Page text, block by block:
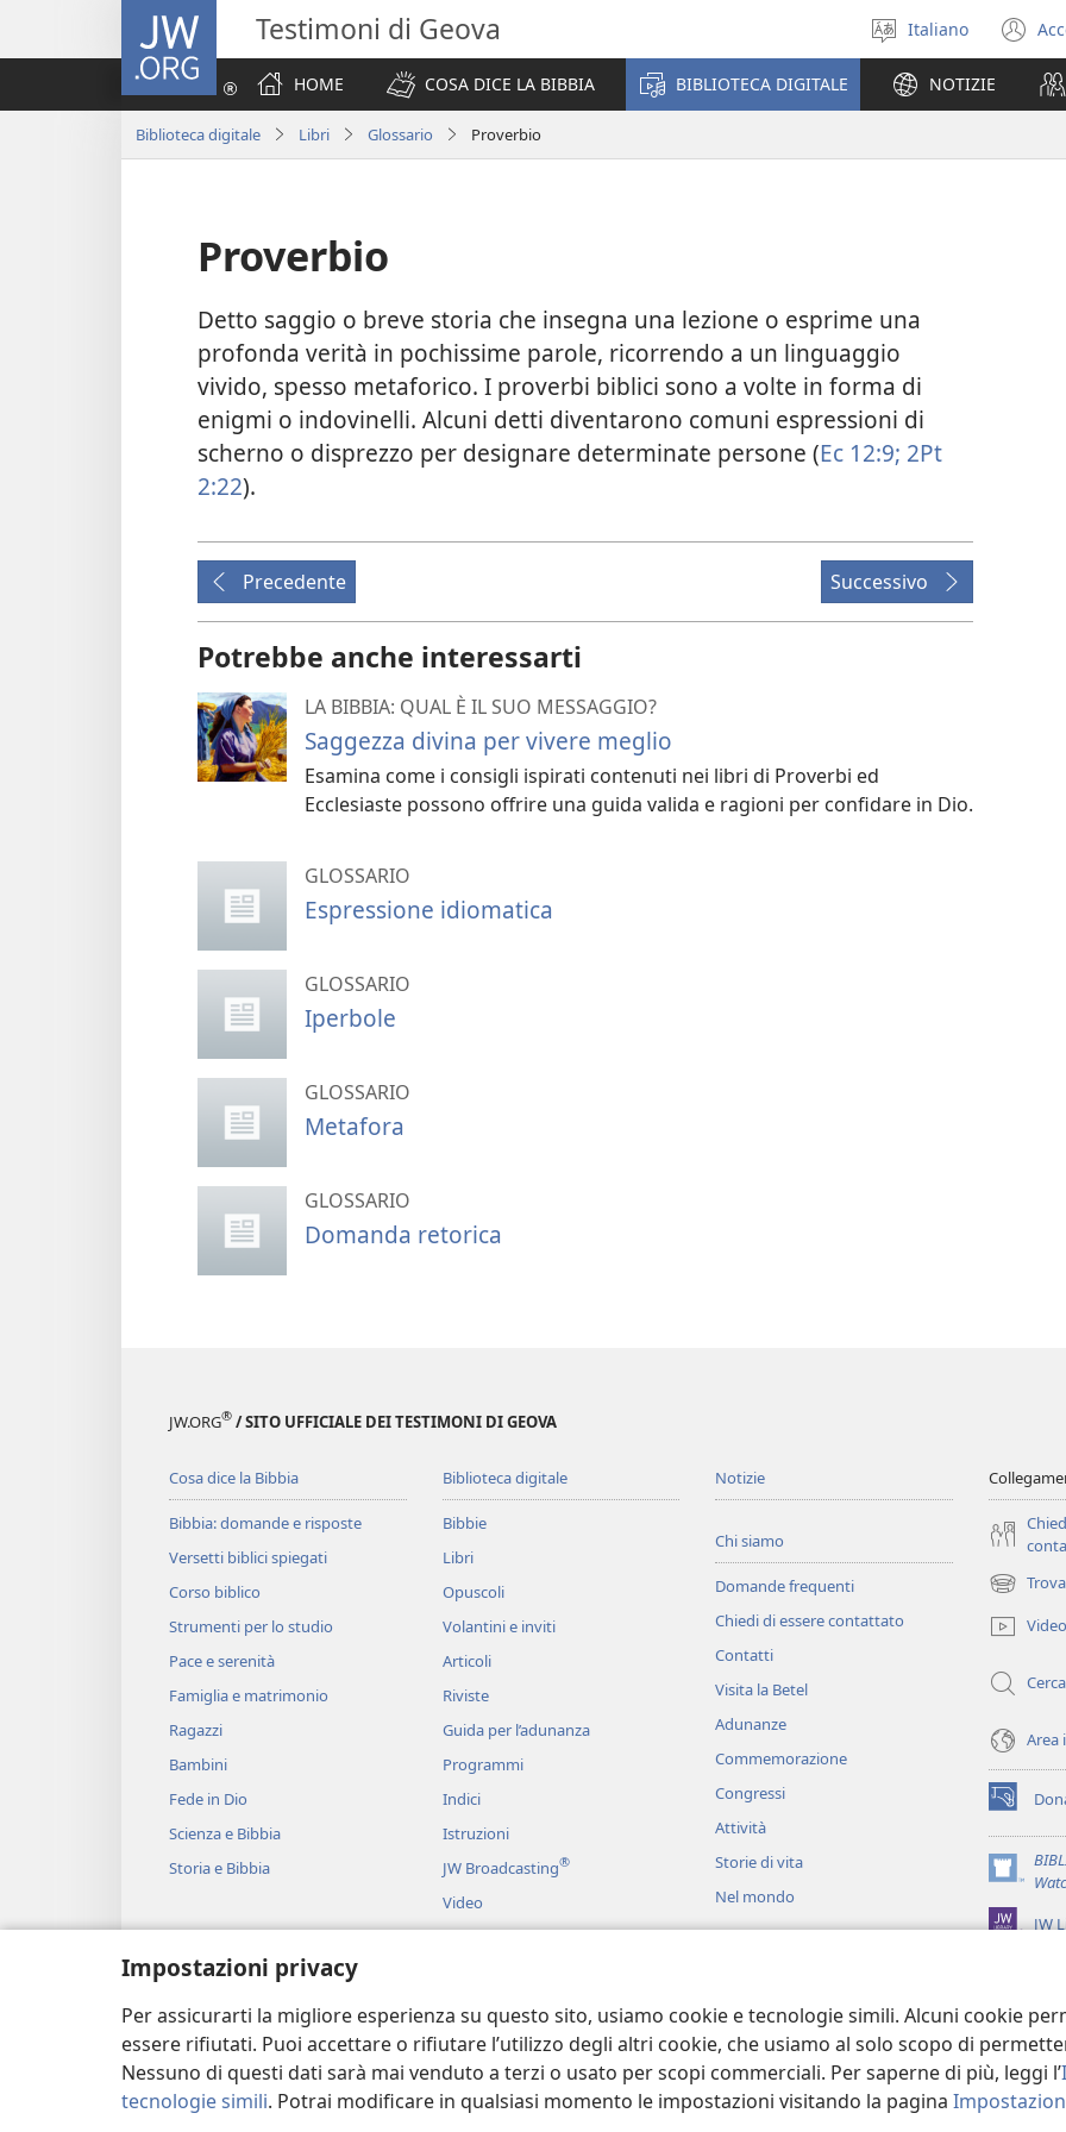
Impostazioni privacy
Per assicurarti la migliore esperienza su questo sito, usiamo cookie e tecnologie simili. Alcuni cookie
essere rifiutati. Puoi accettare o rifiutare l’utilizzo degli altri cookie, che usiamo al solo scopo di
Nessuno di questi dati sarà mai venduto a terzi o usato per scopi commerciali. Per saperne di più, leggi l’
tecnologie simili. Potrai modificare in qualsiasi momento le impostazioni visitando la pagina
JW.ORG Testimoni di Geova
Seleziona
la
lingua
Italiano
HOME
COSA DICE LA BIBBIA BIBLIOTECA DIGITALE NOTIZIE
Biblioteca digitale Libri Glossario Proverbio
Proverbio
Detto saggio o breve storia che insegna una lezione o esprime una
profonda verità in pochissime parole, ricorrendo a un linguaggio
vivido, spesso metaforico. I proverbi biblici sono a volte in forma di
enigmi o indovinelli. Alcuni detti diventarono comuni espressioni di
scherno o disprezzo per designare determinate persone (Ec 12:9; 2Pt
2:22).
Precedente Successivo
Potrebbe anche interessarti
LA BIBBIA: QUAL È IL SUO MESSAGGIO?
Saggezza divina per vivere meglio
Esamina come i consigli ispirati contenuti nei libri di Proverbi ed
Ecclesiaste possono offrire una guida valida e ragioni per confidare in Dio.
GLOSSARIO
Espressione idiomatica
GLOSSARIO
Iperbole
GLOSSARIO
Metafora
GLOSSARIO
Domanda retorica
JW.ORG® / SITO UFFICIALE DEI TESTIMONI DI GEOVA
Cosa dice la Bibbia
Bibbia: domande e risposte
Versetti biblici spiegati
Corso biblico
Strumenti per lo studio
Pace e serenità
Famiglia e matrimonio
Ragazzi
Bambini
Fede in Dio
Scienza e Bibbia
Storia e Bibbia
Biblioteca digitale
Bibbie
Libri
Opuscoli
Volantini e inviti
Articoli
Riviste
Guida per l’adunanza
Programmi
Indici
Istruzioni
JW Broadcasting®
Video
Musica
Brani biblici recitati
Notizie
Chi siamo
Domande frequenti
Chiedi di essere contattato
Contatti
Visita la Betel
Adunanze
Commemorazione
Congressi
Attività
Storie di vita
Nel mondo
(apre
una
nuova
Video
Cerca
Area
(apre
una
nuova
finestra)
(apre
una
nuovaJW
Copyright© 2026 Watch Tower Bible and Tract Society of Pennsylvania. CONDIZIONI D’USO| INFORMATIVA